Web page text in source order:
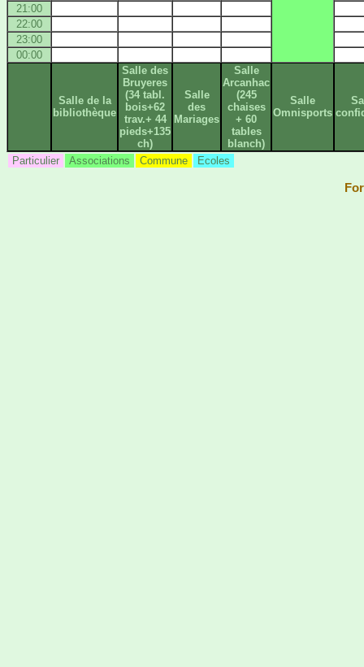
21:00
22:00
23:00
00:00
Salle de la
bibliothèque
Salle des
Bruyeres
(34 tabl.
bois+62
trav.+ 44
pieds+135
ch)
Salle
des
Mariages
Salle
Arcanhac
(245
chaises
+ 60
tables
blanch)
Salle
Omnisports
Particulier Associations Commune Ecoles